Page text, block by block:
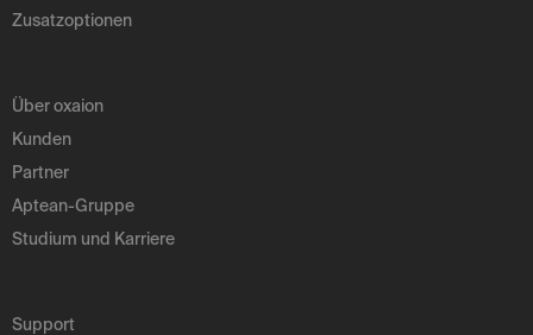
Zusatzoptionen
Über oxaion
Kunden
Partner
Aptean-Gruppe
Studium und Karriere
Support